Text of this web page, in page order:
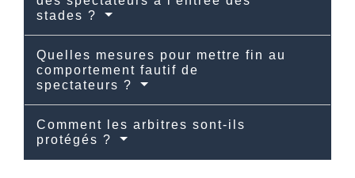
stades ?
Quelles mesures pour mettre fin au
comportement fautif de
spectateurs ?
Comment les arbitres sont-ils
protégés ?